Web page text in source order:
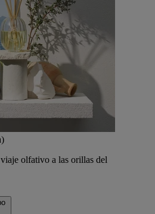
olfativo a las orillas del